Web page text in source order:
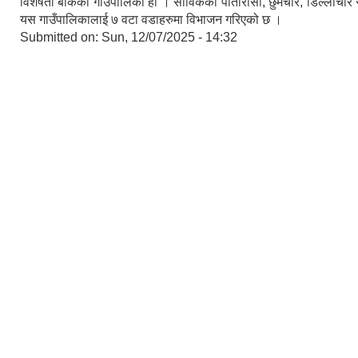
यस गाउँपालिकालाई ७ वटा वडाहरुमा विभाजन गरिएको छ ।
Submitted on: Sun, 12/07/2025 - 14:32